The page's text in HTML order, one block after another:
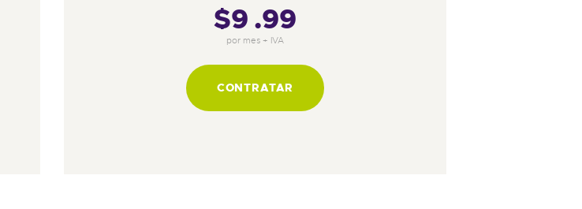
$9 99
por mes + IVA
CONTRATAR